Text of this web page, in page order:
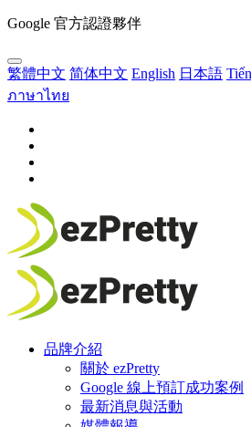
Google 官方認證夥伴
繁體中文 简体中文 English 日本語
ภาษาไทย
品牌介紹
關於 ezPretty
Google 線上預訂成功案例
最新消息與活動